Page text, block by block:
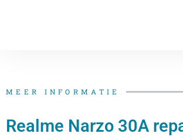
MEER INFORMATIE
Realme Narzo 30A